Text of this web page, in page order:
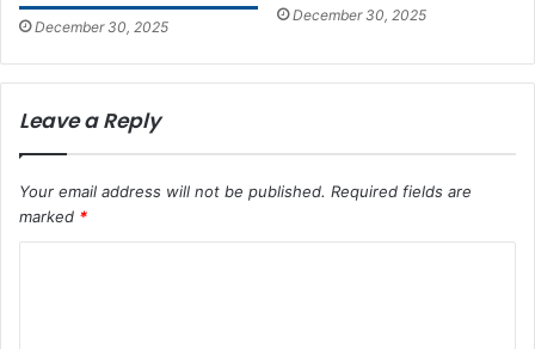
December 30, 2025
December 30, 2025
Leave a Reply
Your email address will not be published. Required fields are
marked *